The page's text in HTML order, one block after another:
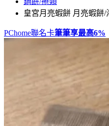
皇宮月亮蝦餅 月亮蝦餅/
PChome聯名卡筆筆享最高6%